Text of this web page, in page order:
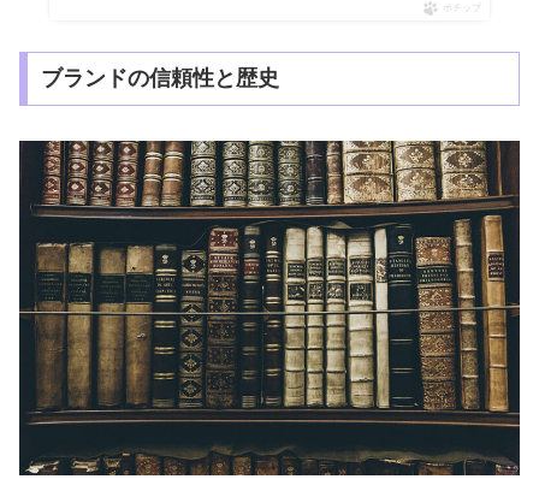
ポチップ
ブランドの信頼性と歴史